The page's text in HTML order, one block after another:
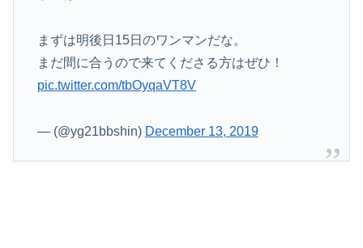
まずは明後日15日のワンマンだな。
まだ間に合うので来てくださる方はぜひ！
pic.twitter.com/tbOyqaVT8V
— (@yg21bbshin) December 13, 2019